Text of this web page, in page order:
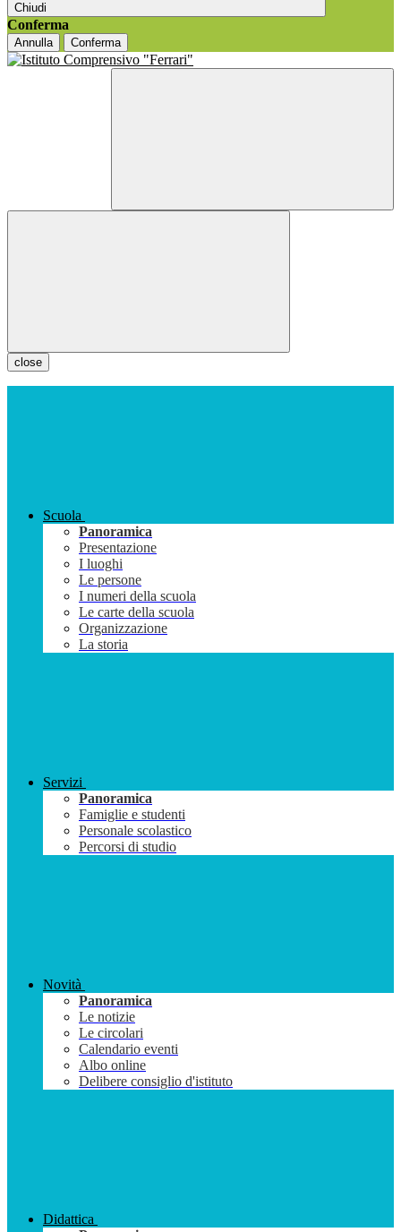
Chiudi
Conferma
Annulla Conferma
close
Scuola
Panoramica
Presentazione
I luoghi
Le persone
I numeri della scuola
Le carte della scuola
Organizzazione
La storia
Servizi
Panoramica
Famiglie e studenti
Personale scolastico
Percorsi di studio
Novità
Panoramica
Le notizie
Le circolari
Calendario eventi
Albo online
Delibere consiglio d'istituto
Didattica